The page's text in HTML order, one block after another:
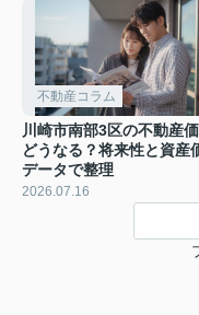
不動産コラム
川崎市南部3区の不動産
どうなる？将来性と資産
データで整理
2026.07.16